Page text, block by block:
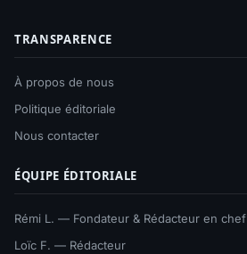
TRANSPARENCE
À propos de nous
Politique éditoriale
Nous contacter
ÉQUIPE ÉDITORIALE
Rémi L. — Fondateur & Rédacteur en chef
Loïc F. — Rédacteur